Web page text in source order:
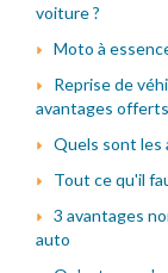
voiture ?
Moto à
Reprise de
avantages offerts
Quels sont les
Tout ce qu'il
3 avantages
auto